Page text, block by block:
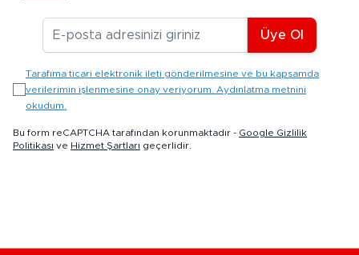
E-posta Adresiniz
Üye Ol
Tarafıma ticari elektronik ileti gönderilmesine ve bu kapsamda
verilerimin işlenmesine onay veriyorum. Aydınlatma metnini
okudum.
Bu form reCAPTCHA tarafından korunmaktadır - Google Gizlilik
Politikası ve Hizmet Şartları geçerlidir.